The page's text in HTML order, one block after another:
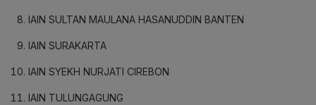
IAIN SULTAN MAULANA HASANUDDIN BANTEN
IAIN SURAKARTA
IAIN SYEKH NURJATI CIREBON
IAIN TULUNGAGUNG